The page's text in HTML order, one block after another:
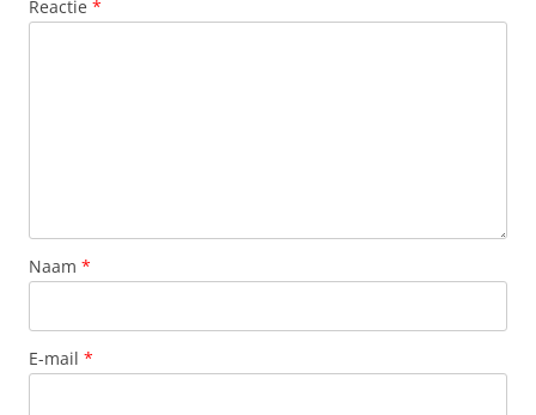
Reactie *
Naam *
E-mail *